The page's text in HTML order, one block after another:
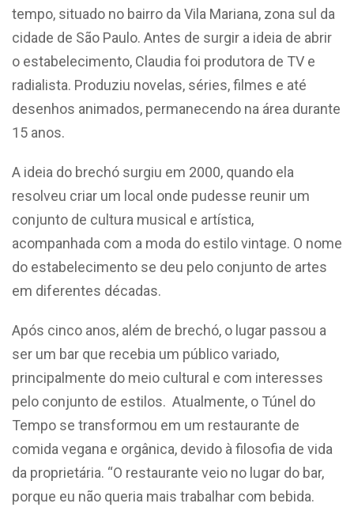
tempo, situado no bairro da Vila Mariana, zona sul da
cidade de São Paulo. Antes de surgir a ideia de abrir
o estabelecimento, Claudia foi produtora de TV e
radialista. Produziu novelas, séries, filmes e até
desenhos animados, permanecendo na área durante
15 anos.
A ideia do brechó surgiu em 2000, quando ela
resolveu criar um local onde pudesse reunir um
conjunto de cultura musical e artística,
acompanhada com a moda do estilo vintage. O nome
do estabelecimento se deu pelo conjunto de artes
em diferentes décadas.
Após cinco anos, além de brechó, o lugar passou a
ser um bar que recebia um público variado,
principalmente do meio cultural e com interesses
pelo conjunto de estilos. Atualmente, o Túnel do
Tempo se transformou em um restaurante de
comida vegana e orgânica, devido à filosofia de vida
da proprietária. “O restaurante veio no lugar do bar,
porque eu não queria mais trabalhar com bebida.